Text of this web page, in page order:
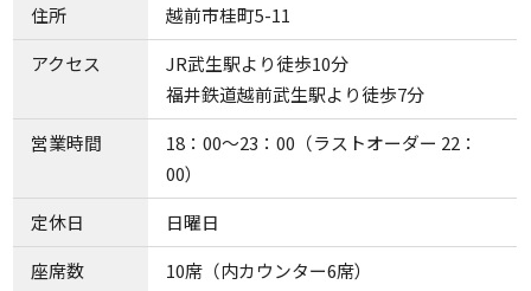
住所
越前市桂町5-11
アクセス
JR武生駅より徒歩10分
福井鉄道越前武生駅より徒歩7分
営業時間
18：00～23：00（ラストオーダー 22：
00）
定休日
日曜日
座席数
10席（内カウンター6席）